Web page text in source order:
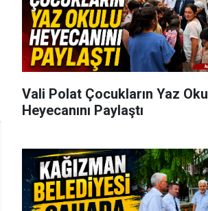
Vali Polat Çocukların Yaz
Heyecanını Paylaştı